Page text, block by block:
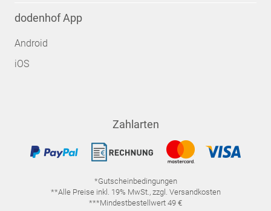
dodenhof App
Android
iOS
Zahlarten
*Gutscheinbedingungen
**Alle Preise inkl. 19% MwSt., zzgl. Versandkosten
***Mindestbestellwert 49 €